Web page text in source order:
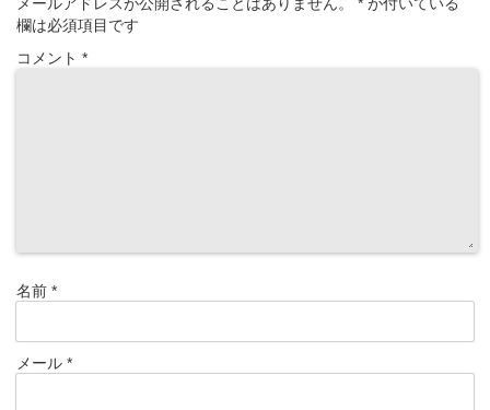
欄は必須項目です
コメント *
名前 *
メール *